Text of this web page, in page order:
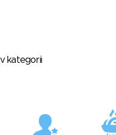
kategorii